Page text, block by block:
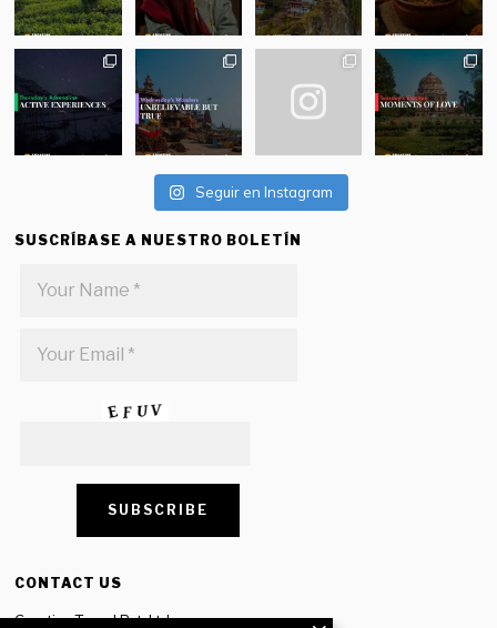
Seguir en Instagram
SUSCRÍBASE A NUESTRO BOLETÍN
CONTACT US
Creative Travel Pvt. Ltd.